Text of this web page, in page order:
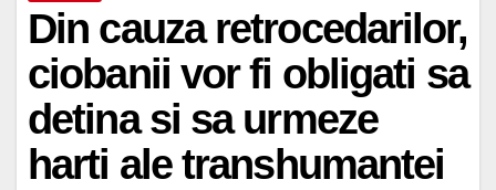
Din cauza retrocedarilor,
ciobanii vor fi obligati sa
detina si sa urmeze
harti ale transhumantei